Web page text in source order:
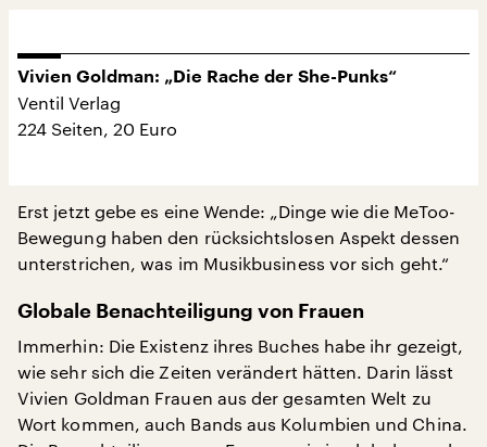
Vivien Goldman: „Die Rache der She-Punks“
Ventil Verlag
224 Seiten, 20 Euro
Erst jetzt gebe es eine Wende: „Dinge wie die MeToo-
Bewegung haben den rücksichtslosen Aspekt dessen
unterstrichen, was im Musikbusiness vor sich geht.“
Globale Benachteiligung von Frauen
Immerhin: Die Existenz ihres Buches habe ihr gezeigt,
wie sehr sich die Zeiten verändert hätten. Darin lässt
Vivien Goldman Frauen aus der gesamten Welt zu
Wort kommen, auch Bands aus Kolumbien und China.